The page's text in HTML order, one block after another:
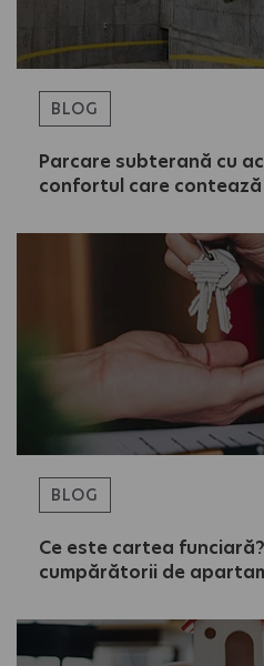
BLOG
Parcare subterană cu
confortul care
BLOG
Ce este cartea
cumpărătorii de